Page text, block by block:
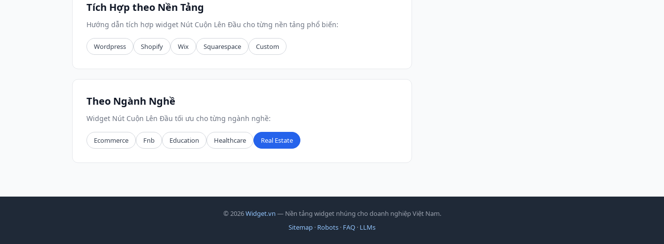
Tích Hợp theo Nền Tảng
Hướng dẫn tích hợp widget Nút Cuộn Lên Đầu cho từng nền tảng phổ biến:
Wordpress Shopify Wix Squarespace Custom
Theo Ngành Nghề
Widget Nút Cuộn Lên Đầu tối ưu cho từng ngành nghề:
Ecommerce Fnb Education Healthcare Real Estate
© 2026Widget.vn — Nền tảng widget nhúng cho doanh nghiệp Việt Nam.
Sitemap · Robots · FAQ · LLMs